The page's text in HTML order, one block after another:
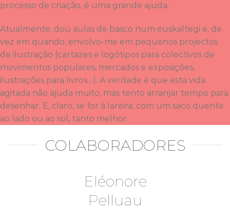
processo de criação, é uma grande ajuda.
Atualmente, dou aulas de basco num euskaltegi e, de
vez em quando, envolvo-me em pequenos projectos
de ilustração (cartazes e logótipos para colectivos de
movimentos populares, mercados e exposições,
ilustrações para livros…). A verdade é que esta vida
agitada não ajuda muito, mas tento arranjar tempo para
desenhar. E, claro, se for à lareira, com um saco quente
ao lado ou ao sol, tanto melhor.
COLABORADORES
Eléonore
Pelluau